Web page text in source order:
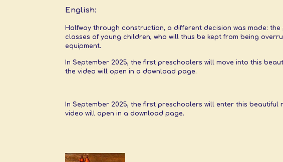
English:
Halfway through construction, a different decision was made:
classes of young children, who will thus be kept from being
equipment.
In September 2025, the first preschoolers will move into this
the video will open in a download page.
In September 2025, the first preschoolers will enter this beautiful
video will open in a download page.